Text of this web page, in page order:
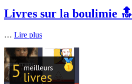
Livres sur la boulimie 🔝
… Lire plus